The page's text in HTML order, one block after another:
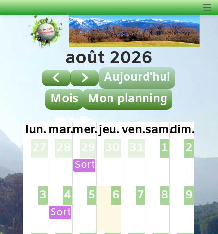
Aujourd'hui
Mois Mon planning
août 2026
lun.mar.mer.jeu.ven.sam.dim.
27
28 29 30 31 1 2
Sortie golf du
3 4 5 6 7 8 9
Sortie golf du ROCHER BLANC